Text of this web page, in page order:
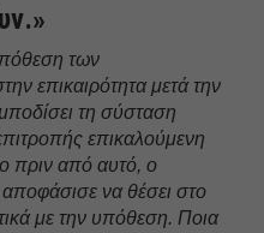
των
επικαιρότητα μετά την
τη σύσταση
επικαλούμενη
πριν από αυτό, ο
να θέσει στο
με την υπόθεση. Ποια